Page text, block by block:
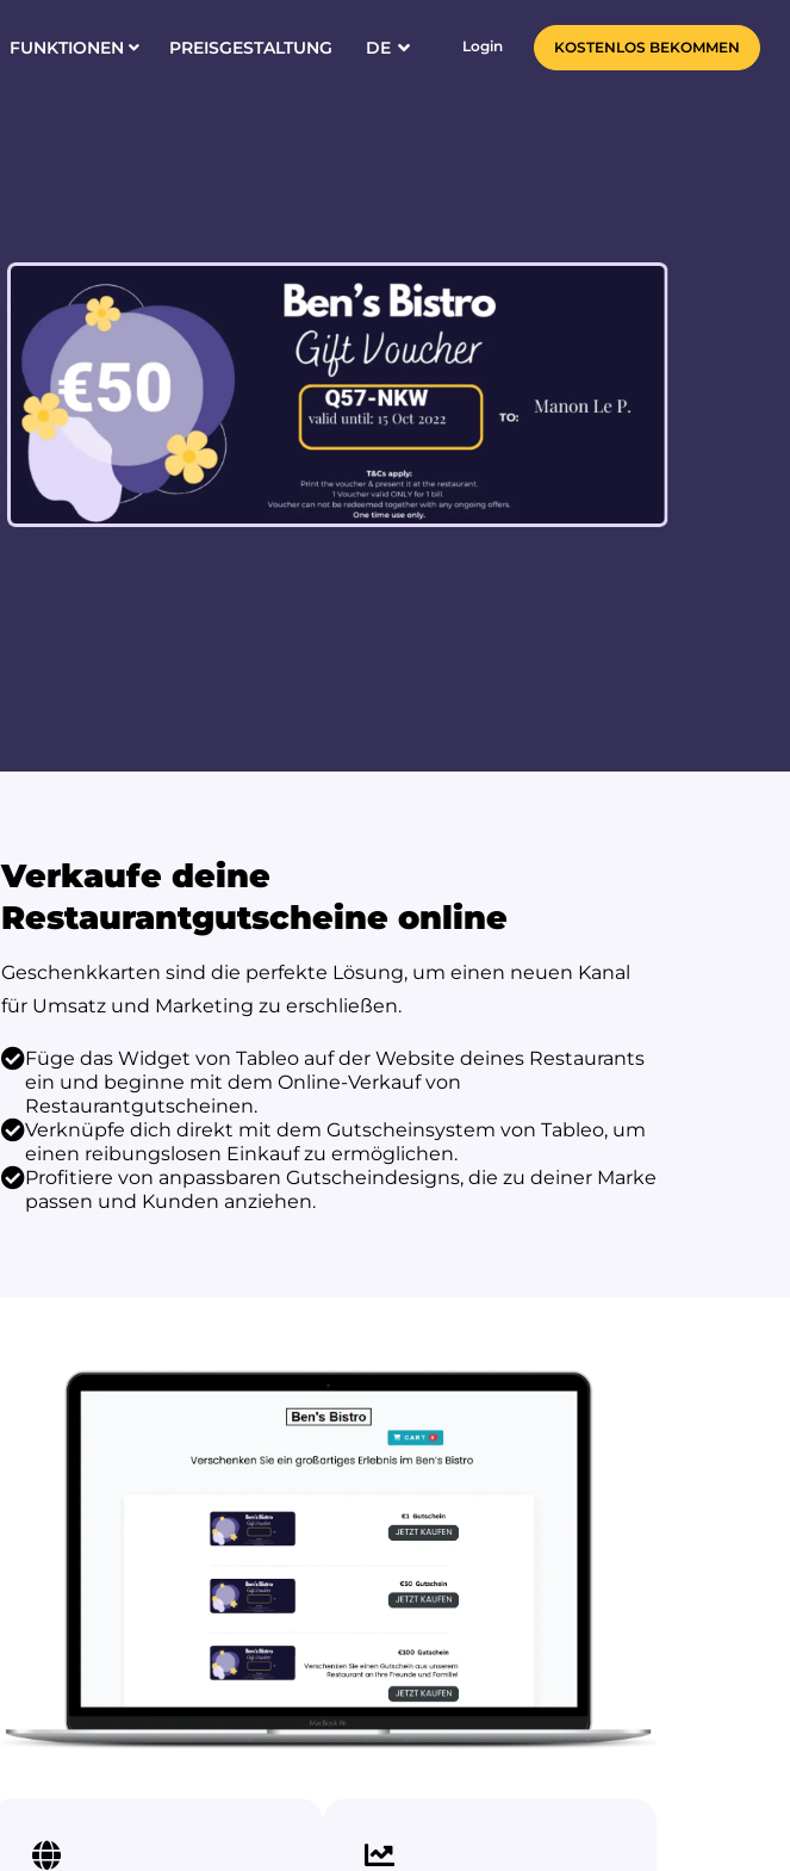
FUNKTIONEN PREISGESTALTUNG DE Login KOSTENLOS BEKOMMEN
Verkaufe deine
Restaurantgutscheine online
Geschenkkarten sind die perfekte Lösung, um einen neuen Kanal
für Umsatz und Marketing zu erschließen.
Füge das Widget von Tableo auf der Website deines Restaurants
ein und beginne mit dem Online-Verkauf von
Restaurantgutscheinen.
Verknüpfe dich direkt mit dem Gutscheinsystem von Tableo, um
einen reibungslosen Einkauf zu ermöglichen.
Profitiere von anpassbaren Gutscheindesigns, die zu deiner Marke
passen und Kunden anziehen.